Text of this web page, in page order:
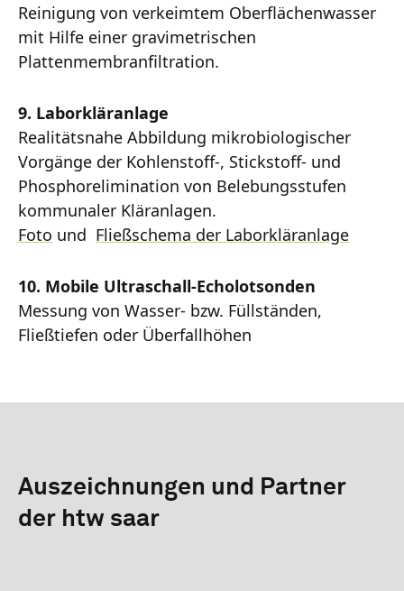
Reinigung von verkeimtem Oberflächenwasser
mit Hilfe einer gravimetrischen
Plattenmembranfiltration.
9. Laborkläranlage
Realitätsnahe Abbildung mikrobiologischer
Vorgänge der Kohlenstoff-, Stickstoff- und
Phosphorelimination von Belebungsstufen
kommunaler Kläranlagen.
Foto und Fließschema der Laborkläranlage
10. Mobile Ultraschall-Echolotsonden
Messung von Wasser- bzw. Füllständen,
Fließtiefen oder Überfallhöhen
Auszeichnungen und Partner
der htw saar